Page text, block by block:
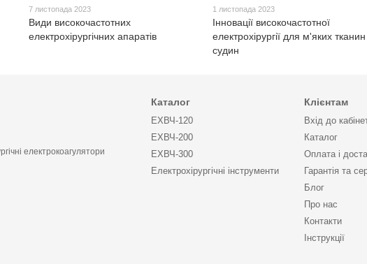
7 листопада 2023
Види високочастотних
електрохірургічних апаратів
1 листопада 2023
Інновації високочастотної
електрохірургії для м'яких тканин
судин
електрокоагулятори
Каталог
ЕХВЧ-120
ЕХВЧ-200
ЕХВЧ-300
Електрохірургічні інструменти
Клієнтам
Вхід до
Каталог
Оплата і
Гарантія та
Блог
Про нас
Контакти
Інструкції